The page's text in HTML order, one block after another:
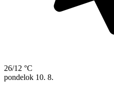
26/12 °C
pondelok 10. 8.